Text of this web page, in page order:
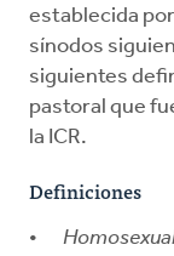
establecida
sínodos
siguientes
pastoral que
la ICR.
Definiciones